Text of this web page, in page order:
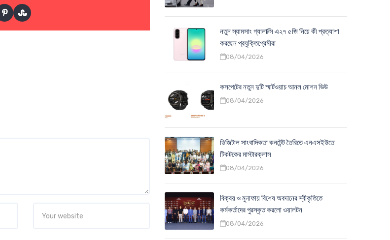
নতুন স্যামসাং গ্যালাক্সি এ২৭ ৫জি নিয়ে কী প্রত্যাশা
করছেন প্রযুক্তিপ্রেমীরা
08/04/2026
কসপেটের নতুন দুটি স্মার্টওয়াচ আনল মোশন ভিউ
08/04/2026
ডিজিটাল সাংবাদিকতা কনটেন্ট তৈরিতে এনএসইউতে
টিকটকের মাস্টারক্লাস
08/04/2026
বিক্রয় ও মুনাফায় বিশেষ অবদানের স্বীকৃতিতে
কর্মকর্তাদের পুরস্কৃত করলো ওয়ালটন
08/04/2026